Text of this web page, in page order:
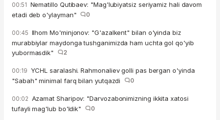
00:51 Nematillo Qutibaev: "Mag'lubiyatsiz seriyamiz hali davom
etadi deb o'ylayman"
0
00:45 Ilhom Mo'minjonov: "G'azalkent" bilan o'yinda biz
murabbiylar maydonga tushganimizda ham uchta gol qo'yib
yubormasdik"
2
00:19 YCHL saralashi. Rahmonaliev golli pas bergan o'yinda
"Sabah" minimal farq bilan yutqazdi
0
00:02 Azamat Sharipov: "Darvozabonimizning ikkita xatosi
tufayli mag'lub bo'ldik"
0